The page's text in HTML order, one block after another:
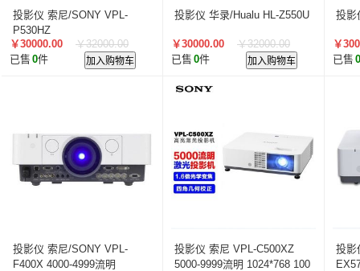
投影仪 索尼/SONY VPL-
P530HZ
￥30000.00
￥32000.00
已售 0件 加入购物车
投影仪 华录/Hualu HL-Z550U
￥30000.00
￥32000.00
已售 0件 加入购物车
投影
￥
已售 0
投影仪 索尼/SONY VPL-
F400X 4000-4999流明
投影仪 索尼 VPL-C500XZ
5000-9999流明 1024*768 100
投影